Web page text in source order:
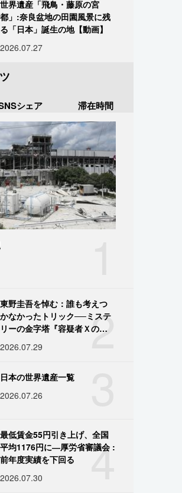
世界遺産「飛鳥・藤原の宮
都」:奈良盆地の田園風景に残
る「日本」誕生の地【動画】
2026.07.27
シェア 滞在時間
2
東野圭吾を悼む：誰も考えつ
かなかったトリック──ミステ
リーの金字塔『容疑者Ｘの献
2026.07.29
日本の世界遺産一覧
2026.07.26
4
最低賃金55円引き上げ、全国
平均1176円に―厚労省審議会 :
前年度実績を下回る
2026.07.30